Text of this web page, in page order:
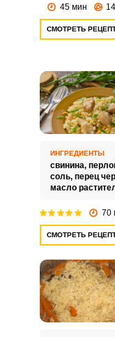
45 мин
СМОТРЕТЬ
ИНГРЕДИЕНТЫ
свинина,
соль, перец
масло
70
СМОТРЕТЬ